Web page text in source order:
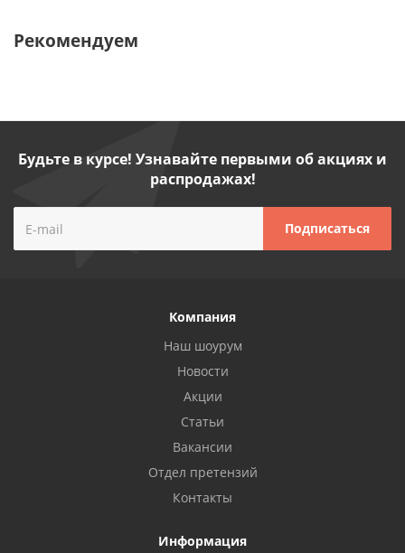
Рекомендуем
Будьте в курсе! Узнавайте первыми об акциях и
распродажах!
Компания
Наш шоурум
Новости
Акции
Статьи
Вакансии
Отдел претензий
Контакты
Информация